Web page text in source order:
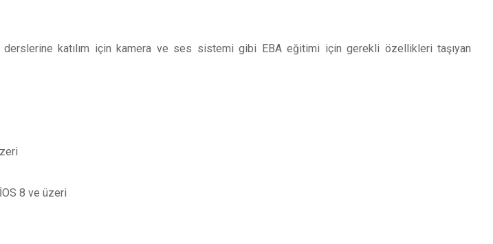
derslerine katılım için kamera ve ses sistemi gibi EBA eğitimi için gerekli özellikleri taşıyan
8 ve üzeri